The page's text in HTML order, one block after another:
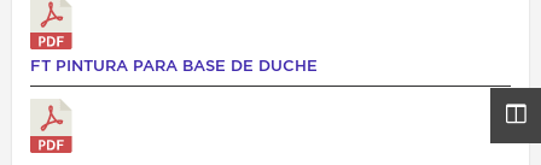
FT PINTURA PARA BASE DE DUCHE